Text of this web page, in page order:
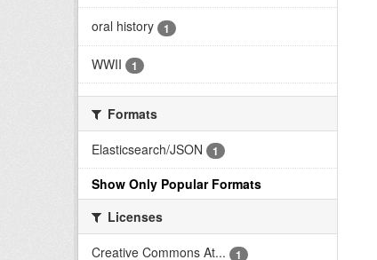
oral history 1
WWII 1
Formats
Elasticsearch/JSON
1
Show Only Popular Formats
Licenses
Creative Commons At...
1